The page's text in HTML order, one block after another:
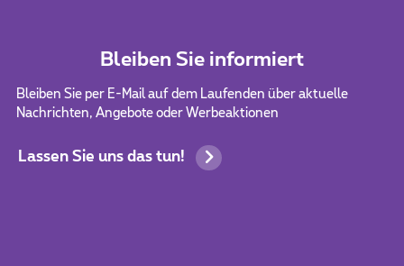
Bleiben Sie informiert
Bleiben Sie per E-Mail auf dem Laufenden über aktuelle
Nachrichten, Angebote oder Werbeaktionen
Lassen Sie uns das tun!